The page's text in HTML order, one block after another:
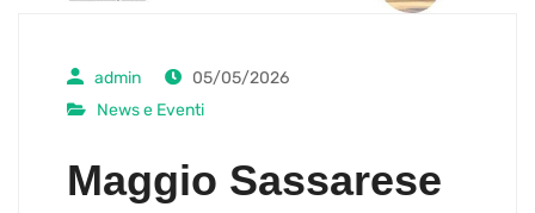
admin
05/05/2026
News e Eventi
Maggio Sassarese